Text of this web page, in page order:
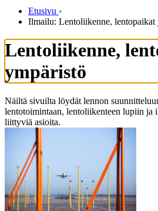
Etusivu ›
Ilmailu: Lentoliikenne, lentopaikat
Lentoliikenne,
ympäristö
Näiltä sivuilta löydät lennon
lentotoimintaan, lentoliikenteen lupiin ja
liittyviä asioita.